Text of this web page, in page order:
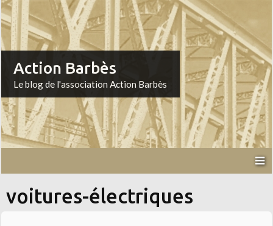
Action Barbès
Le blog de l'association Action Barbès
voitures-électriques